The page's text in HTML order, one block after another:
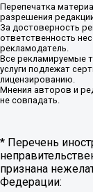
Перепечатка
разрешения
За достоверность
ответственность
рекламодатель.
Все рекламируемые
услуги подлежат
лицензированию.
Мнения авторов и
не совпадать.
* Перечень
признана
Федерации: